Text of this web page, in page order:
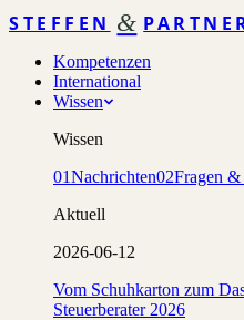
STEFFEN &
Kompetenzen
International
Wissen
Wissen
01Nachrichten02Fragen
Aktuell
2026-06-12
Vom Schuhkarton zum
Steuerberater 2026